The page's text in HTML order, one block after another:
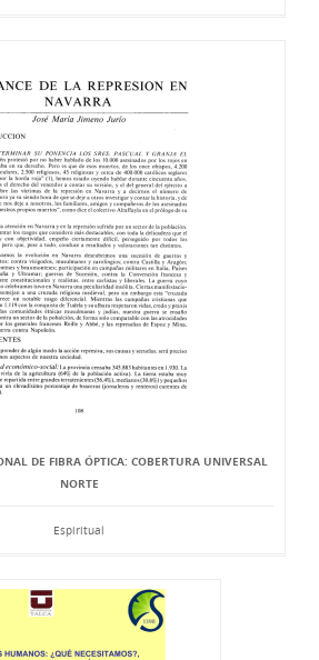
DE FIBRA ÓPTICA: COBERTURA UNIVERSAL
NORTE
Espiritual